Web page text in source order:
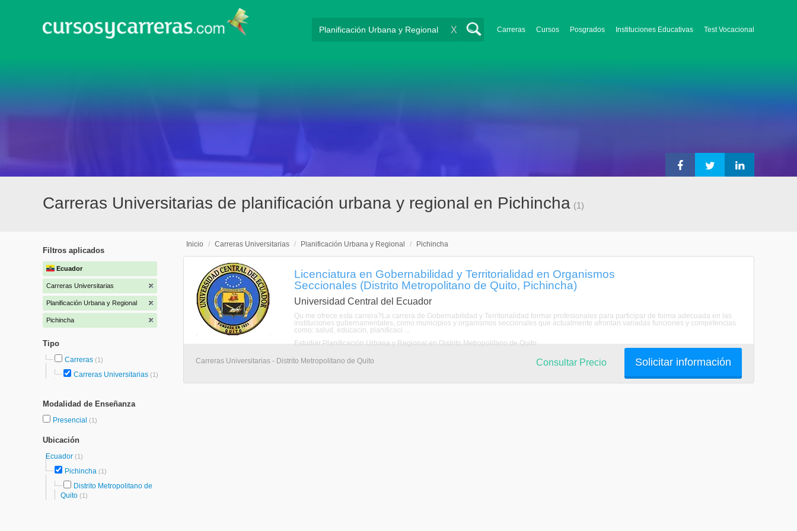
Carreras Cursos Posgrados Instituciones Educativas Test Vocacional
X
Carreras Universitarias de planificación urbana y regional en Pichincha (1)
Filtros aplicados
Ecuador
Carreras Universitarias
Planificación Urbana y Regional
Pichincha
Tipo
Carreras (1)
Carreras Universitarias (1)
Modalidad de Enseñanza
Presencial (1)
Ubicación
Ecuador (1)
Pichincha (1)
Distrito Metropolitano de
Quito (1)
Inicio / Carreras Universitarias / Planificación Urbana y Regional / Pichincha
Licenciatura en Gobernabilidad y Territorialidad en Organismos
Seccionales (Distrito Metropolitano de Quito, Pichincha)
Universidad Central del Ecuador
Qu me ofrece esta carrera?La carrera de Gobernabilidad y Territorialidad formar profesionales para participar de forma adecuada en las
instituciones gubernamentales, como municipios y organismos seccionales que actualmente afrontan variadas funciones y competencias
como: salud, educacin, planificaci ...
Estudiar Planificación Urbana y Regional en Distrito Metropolitano de Quito
Carreras Universitarias - Distrito Metropolitano de Quito Solicitar información
Consultar Precio